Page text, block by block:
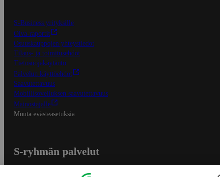
S-Business yrityksille
Oiva-raportit
Osuuskauppojen yhteystiedot
Tilaus- ja toimitusehdot
Tietosuojakäytäntö
Palvelun käyttöehdot
Saavutettavuus
Mobiilisovelluksen saavutettavuus
Mainostajalle
Muuta evästeasetuksia
S-ryhmän palvelut